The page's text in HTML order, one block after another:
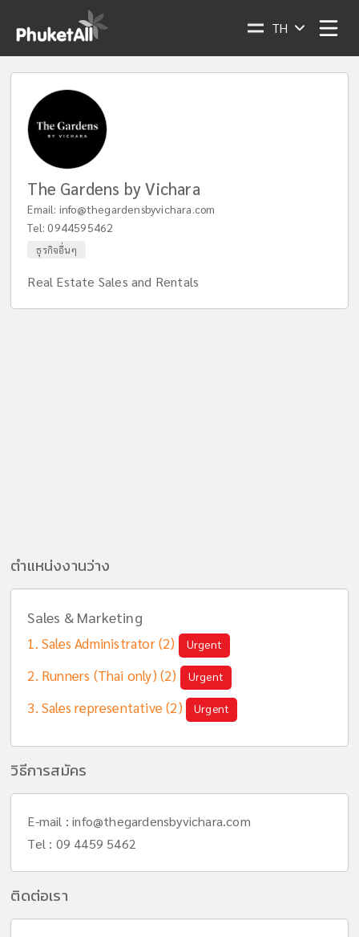
TH
The Gardens by Vichara
Email: info@thegardensbyvichara.com
Tel:0944595462
ธุรกิจอื่นๆ
Real Estate Sales and Rentals
ตำแหน่งงานว่าง
Sales & Marketing
Sales Administrator (2) Urgent
Runners (Thai only) (2) Urgent
Sales representative (2) Urgent
วิธีการสมัคร
E-mail :info@thegardensbyvichara.com
Tel : 09 4459 5462
ติดต่อเรา